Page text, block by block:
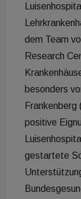
dem Team
Research
besonders
Frankenberg
positive
gestartete